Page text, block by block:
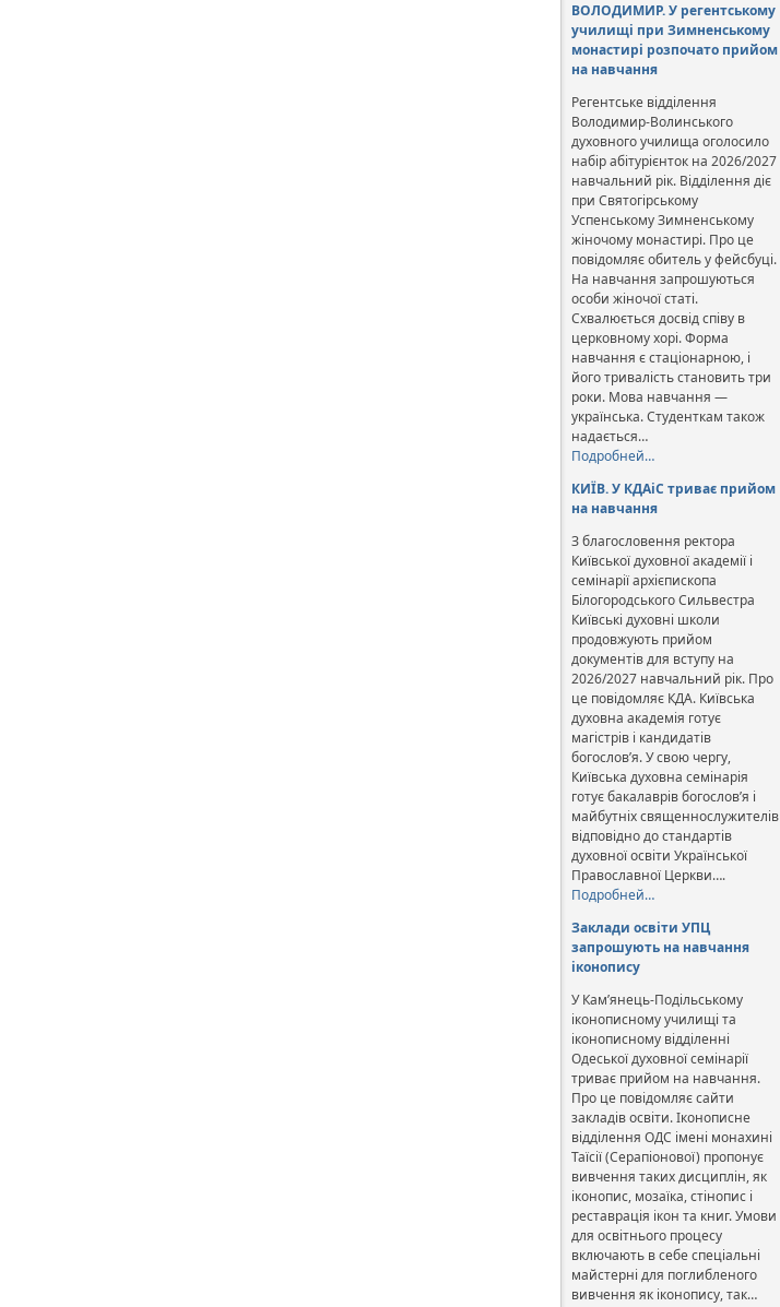
ВОЛОДИМИР. У регентському
училищі при Зимненському
монастирі розпочато прийом
на навчання
Регентське відділення
Володимир-Волинського
духовного училища оголосило
набір абітурієнток на 2026/2027
навчальний рік. Відділення діє
при Святогірському
Успенському Зимненському
жіночому монастирі. Про це
повідомляє обитель у фейсбуці.
На навчання запрошуються
особи жіночої статі.
Схвалюється досвід співу в
церковному хорі. Форма
навчання є стаціонарною, і
його тривалість становить три
роки. Мова навчання —
українська. Студенткам також
надається…
Подробней…
КИЇВ. У КДАіС триває прийом
на навчання
З благословення ректора
Київської духовної академії і
семінарії архієпископа
Білогородського Сильвестра
Київські духовні школи
продовжують прийом
документів для вступу на
2026/2027 навчальний рік. Про
це повідомляє КДА. Київська
духовна академія готує
магістрів і кандидатів
богослов’я. У свою чергу,
Київська духовна семінарія
готує бакалаврів богослов’я і
майбутніх священнослужителів
відповідно до стандартів
духовної освіти Української
Православної Церкви….
Подробней…
Заклади освіти УПЦ
запрошують на навчання
іконопису
У Кам’янець-Подільському
іконописному училищі та
іконописному відділенні
Одеської духовної семінарії
триває прийом на навчання.
Про це повідомляє сайти
закладів освіти. Іконописне
відділення ОДС імені монахині
Таїсії (Серапіонової) пропонує
вивчення таких дисциплін, як
іконопис, мозаїка, стінопис і
реставрація ікон та книг. Умови
для освітнього процесу
включають в себе спеціальні
майстерні для поглибленого
вивчення як іконопису, так…